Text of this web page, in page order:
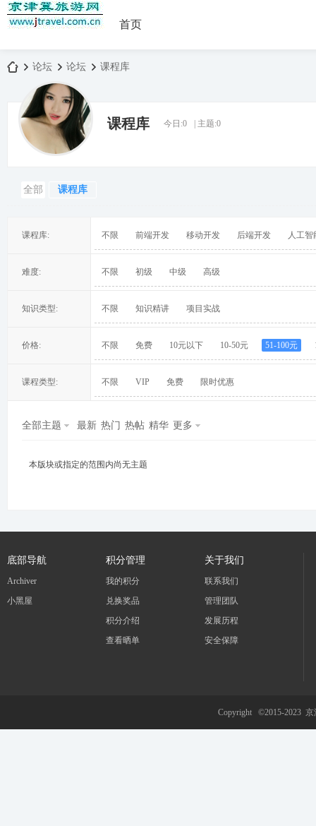
首页
»
论坛
›
论坛 课程库
课程库 今日:0 主题:0
全部 课程库
课程库: 不限 前端开发 移动开发 后端开发 人工智
难度: 不限 初级 中级 高级
知识类型: 不限 知识精讲 项目实战
价格: 不限 免费 10元以下 10-50元 51-100元
课程类型: 不限 VIP 免费 限时优惠
全部主题 最新 热门 热帖 精华 更多
本版块或指定的范围内尚无主题
底部导航
Archiver
小黑屋
积分管理
我的积分
兑换奖品
积分介绍
查看晒单
关于我们
联系我们
管理团队
发展历程
安全保障
Copyright ©2015-2023 京